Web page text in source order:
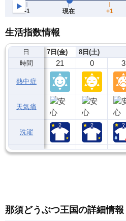
生活指数情報
日
時間
熱中症
天気痛
洗濯
7日(金)
21
8日(土)
0 3
那須どうぶつ王国の詳細情報